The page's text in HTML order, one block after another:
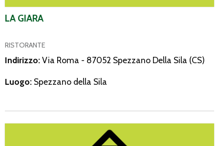
LA GIARA
RISTORANTE
Indirizzo:Via Roma - 87052 Spezzano Della Sila (CS)
Luogo: Spezzano della Sila